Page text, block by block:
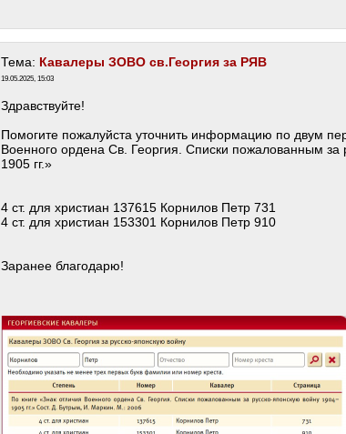
Тема: Кавалеры ЗОВО св.Георгия за РЯВ
19.05.2025, 15:03
Здравствуйте!
Помогите пожалуйста уточнить информацию по двум
Военного ордена Св. Георгия. Списки пожалованным за
1905 гг.»
4 ст. для христиан 137615 Корнилов Петр 731
4 ст. для христиан 153301 Корнилов Петр 910
Заранее благодарю!